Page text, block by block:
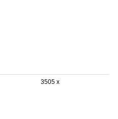
3505 x